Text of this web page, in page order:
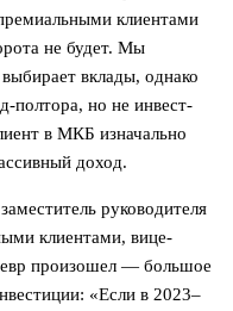
клиентами
не будет. Мы
вклады, однако
полтора, но не инвест-
в МКБ изначально
доход.
заместитель руководителя
клиентами, вице-
произошел — большое
«Если в 2023–